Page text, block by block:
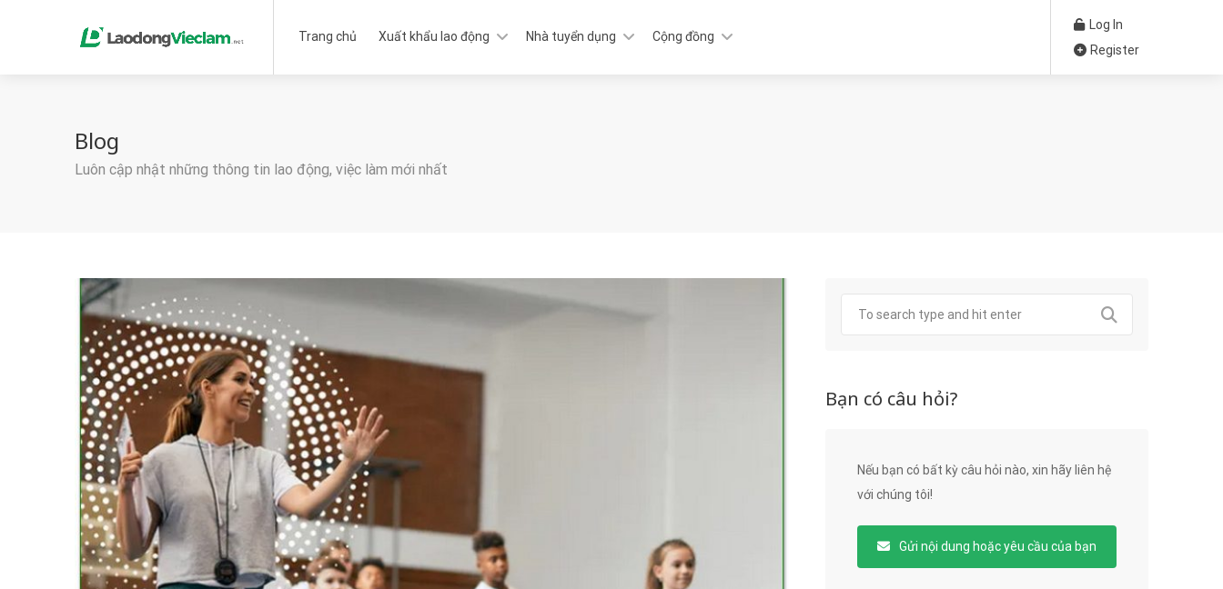
Trang chủ Xuất khẩu lao động Nhà tuyển dụng Cộng đồng
Log In
Register
Blog
Luôn cập nhật những thông tin lao động, việc làm mới nhất
Bạn có câu hỏi?
Nếu bạn có bất kỳ câu hỏi nào, xin hãy liên hệ
với chúng tôi!
Gửi nội dung hoặc yêu cầu của bạn